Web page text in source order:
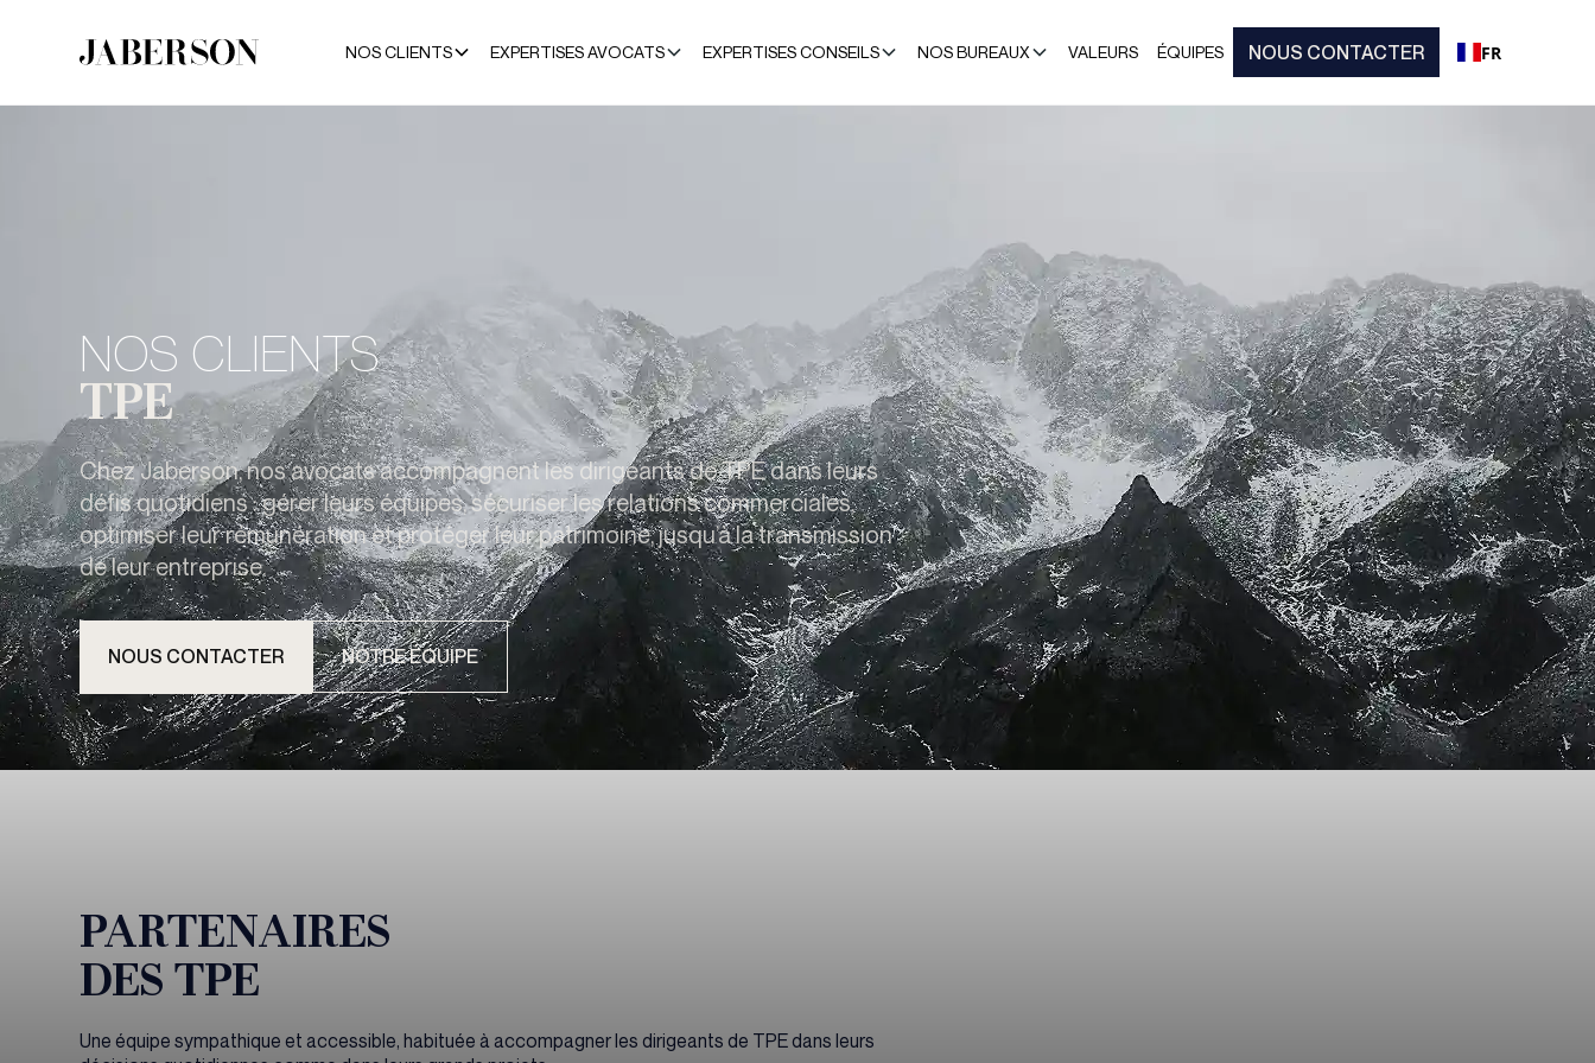
NOS CLIENTS EXPERTISES AVOCATS EXPERTISES CONSEILS NOS BUREAUX VALEURS ÉQUIPES NOUS CONTACTER FR
NOS CLIENTS
TPE
Chez Jaberson, nos avocats accompagnent les dirigeants de TPE dans leurs
défis quotidiens : gérer leurs équipes, sécuriser les relations commerciales,
optimiser leur rémunération et protéger leur patrimoine, jusqu’à la transmission
de leur entreprise.
NOUS CONTACTER NOTRE ÉQUIPE
PARTENAIRES
DES TPE
Une équipe sympathique et accessible, habituée à accompagner les dirigeants de TPE dans leurs